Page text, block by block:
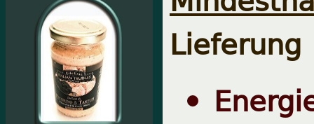
Lieferung